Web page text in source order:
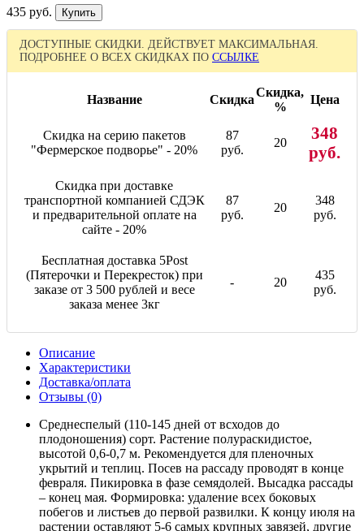
435 руб.
ДОСТУПНЫЕ СКИДКИ. ДЕЙСТВУЕТ МАКСИМАЛЬНАЯ.
ПОДРОБНЕЕ О ВСЕХ СКИДКАХ ПО ССЫЛКЕ
Название Скидка
Скидка,
%
Цена
Скидка на серию пакетов
"Фермерское подворье" - 20%
87
руб.
20
348
руб.
Скидка при доставке
транспортной компанией СДЭК
и предварительной оплате на
сайте - 20%
87
руб.
20
348
руб.
Бесплатная доставка 5Post
(Пятерочки и Перекресток) при
заказе от 3 500 рублей и весе
заказа менее 3кг
- 20
435
руб.
Описание
Характеристики
Доставка/оплата
Отзывы (0)
Среднеспелый (110-145 дней от всходов до
плодоношения) сорт. Растение полураскидистое,
высотой 0,6-0,7 м. Рекомендуется для пленочных
укрытий и теплиц. Посев на рассаду проводят в конце
февраля. Пикировка в фазе семядолей. Высадка рассады
– конец мая. Формировка: удаление всех боковых
побегов и листьев до первой развилки. К концу июля на
растении оставляют 5-6 самых крупных завязей, другие